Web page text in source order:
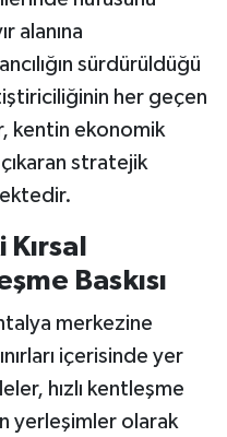
alanına
sürdürüldüğü
her geçen
kentin ekonomik
stratejik
Baskısı
merkezine
içerisinde yer
hızlı kentleşme
yerleşimler olarak